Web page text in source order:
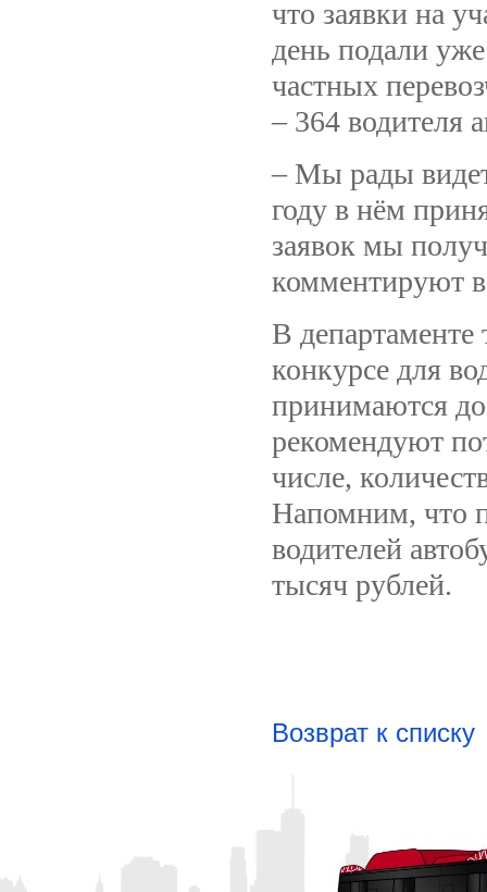
что заявки на
день подали
частных
– 364 водителя
– Мы рады
году в нём
заявок мы
комментируют
В департаменте
конкурсе для
принимаются
рекомендуют
числе,
Напомним, что
водителей
тысяч рублей.
Возврат к списку